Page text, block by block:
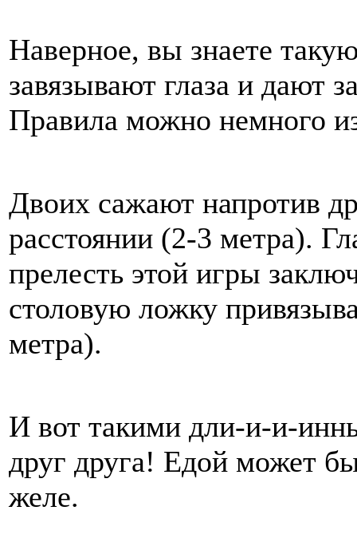
Наверное, вы знаете
завязывают глаза и дают
Правила можно немного
Двоих сажают напротив
расстоянии (2-3 метра).
прелесть этой игры
столовую ложку
метра).
И вот такими дли-и-и-
друг друга! Едой может
желе.